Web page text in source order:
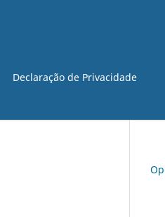
Declaração de Privacidade